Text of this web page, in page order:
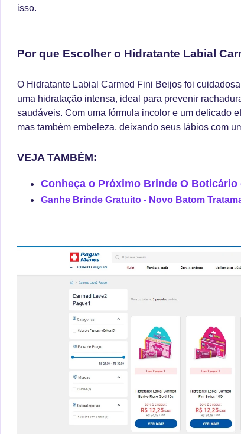
isso.
Por que Escolher o Hidratante Labial
O Hidratante Labial Carmed Fini Beijos foi
uma hidratação intensa, ideal para prevenir
saudáveis. Com uma fórmula incolor e um delicado
mas também embeleza, deixando seus lábios com
VEJA TAMBÉM:
Conheça o Próximo Brinde O Boticário
Ganhe Brinde Gratuito - Novo Batom